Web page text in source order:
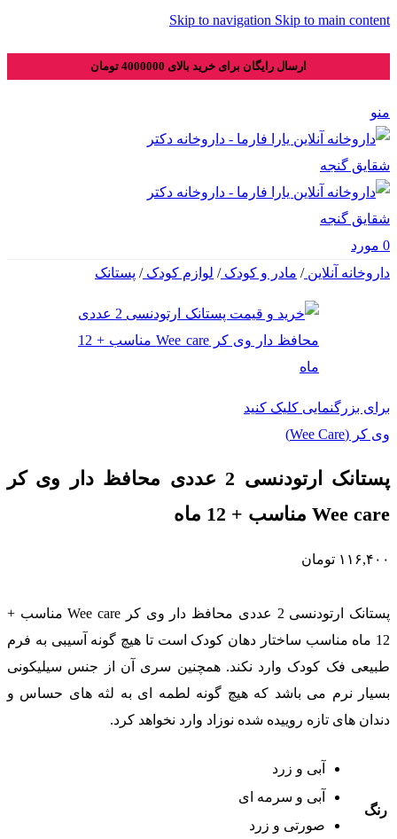
Skip to navigation Skip to main content
ارسال رایگان برای خرید بالای 4000000 تومان
منو
0 مورد
داروخانه آنلاین/ مادر و کودک/ لوازم کودک/ پستانک
برای بزرگنمایی کلیک کنید
وی کر (Wee Care)
پستانک ارتودنسی 2 عددی محافظ دار وی کر
Wee care مناسب + 12 ماه
۱۱۶,۴۰۰ تومان
پستانک ارتودنسی 2 عددی محافظ دار وی کر Wee care مناسب +
12 ماه مناسب ساختار دهان کودک است تا هیچ گونه آسیبی به فرم
طبیعی فک کودک وارد نکند. همچنین سری آن از جنس سیلیکونی
بسیار نرم می باشد که هیچ گونه لطمه ای به لثه های حساس و
دندان های تازه روییده شده نوزاد وارد نخواهد کرد.
رنگ
آبی و زرد
آبی و سرمه ای
صورتی و زرد